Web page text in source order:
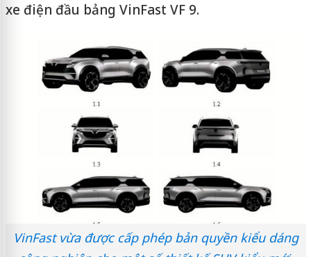
xe điện đầu bảng VinFast VF 9.
VinFast vừa được cấp phép bản quyền kiểu dáng